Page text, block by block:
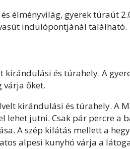
és élményvilág, gyerek túraút
indulópontjánál található.
kirándulási és túrahely. A
várja őket.
kirándulási és túrahely. A
lehet jutni. Csak pár percre
A szép kilátás mellett a
alpesi kunyhó várja a